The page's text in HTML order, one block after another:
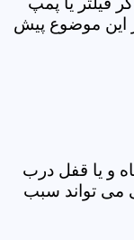
این موضوع پیش
و یا قفل درب
می تواند سبب